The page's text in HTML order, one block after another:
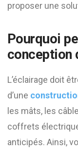
proposer une
Pourquoi
conception
L’éclairage doit
d’une
les mâts, les
coffrets
anticipés. Ainsi,